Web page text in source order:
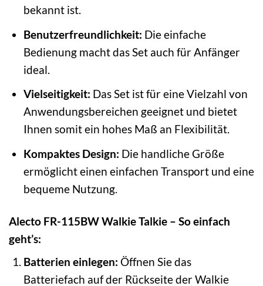
bekannt ist.
Benutzerfreundlichkeit: Die einfache
Bedienung macht das Set auch für Anfänger
ideal.
Vielseitigkeit: Das Set ist für eine Vielzahl von
Anwendungsbereichen geeignet und bietet
Ihnen somit ein hohes Maß an Flexibilität.
Kompaktes Design: Die handliche Größe
ermöglicht einen einfachen Transport und eine
bequeme Nutzung.
Alecto FR-115BW Walkie Talkie – So einfach
geht’s:
Batterien einlegen: Öffnen Sie das
Batteriefach auf der Rückseite der Walkie